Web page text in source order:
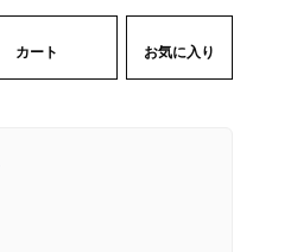
カート お気に入り